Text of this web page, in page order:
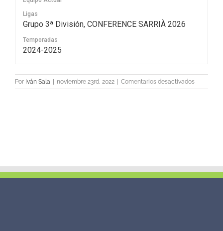
Ligas
Grupo 3ª División, CONFERENCE SARRIÀ 2026
Temporadas
2024-2025
Por Iván Sala noviembre 23rd, 2022 Comentarios desactivadosen
28